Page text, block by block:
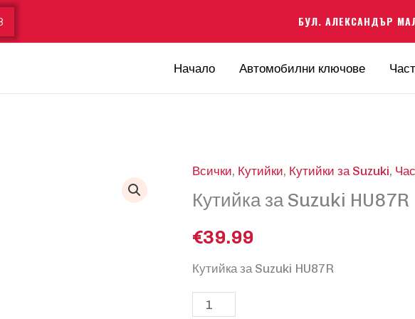
БУЛ. АЛЕКСАНДЪР
Начало Автомобилни ключове
Всички, Кутийки, Кутийки за Suzuki,
Кутийка за Suzuki HU87R
€39.99
Кутийка за Suzuki HU87R
количество